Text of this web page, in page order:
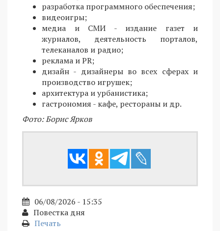
разработка программного обеспечения;
видеоигры;
медиа и СМИ - издание газет и
журналов, деятельность порталов,
телеканалов и радио;
реклама и PR;
дизайн - дизайнеры во всех сферах и
производство игрушек;
архитектура и урбанистика;
гастрономия - кафе, рестораны и др.
Фото: Борис Ярков
06/08/2026 - 15:35
Повестка дня
Печать